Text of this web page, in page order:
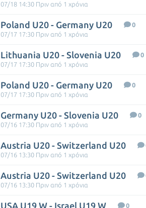
07/18 14:30 Πριν από 1 χρόνια
Poland U20 - Germany U20
0
07/17 17:30 Πριν από 1 χρόνια
Lithuania U20 - Slovenia U20
0
07/17 17:30 Πριν από 1 χρόνια
Poland U20 - Germany U20
0
07/17 17:30 Πριν από 1 χρόνια
Germany U20 - Slovenia U20
0
07/16 17:30 Πριν από 1 χρόνια
Austria U20 - Switzerland U20
07/16 13:30 Πριν από 1 χρόνια
Austria U20 - Switzerland U20
07/16 13:30 Πριν από 1 χρόνια
USA U19 W - Israel U19 W
0